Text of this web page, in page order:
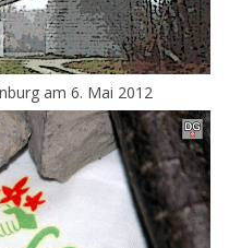
am 6. Mai 2012